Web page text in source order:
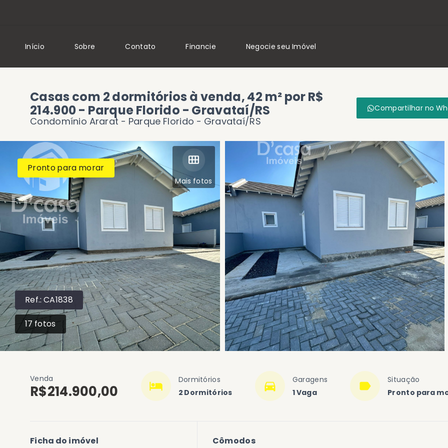
Início Sobre Contato Financie Negocie seu Imóvel
Casas com 2 dormitórios à venda, 42 m² por R$
214.900 - Parque Florido - Gravataí/RS
Condomínio Ararat - Parque Florido - Gravataí/RS
Compartilhar no
Ref.:CA1838
17 fotos
Mais fotos
Pronto para morar
Venda
R$214.900,00
Dormitórios
2 Dormitórios
Garagens
1 Vaga
Situação
Pronto para
Cômodos
Ficha do imóvel